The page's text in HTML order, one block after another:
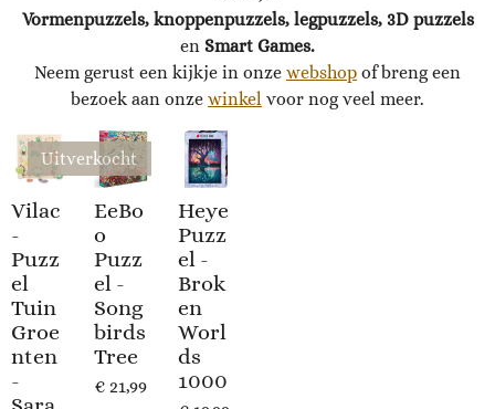
Vormenpuzzels, knoppenpuzzels, legpuzzels, 3D puzzels
en Smart Games.
Neem gerust een kijkje in onze webshop of breng een
bezoek aan onze winkel voor nog veel meer.
Vilac
-
Puzz
el
Tuin
Groe
nten
-
Uitverkocht
EeBo
o
Puzz
el -
Song
birds
Tree
€ 21,99
Heye
Puzz
el -
Brok
en
Worl
ds
1000